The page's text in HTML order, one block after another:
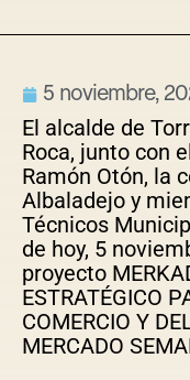
5 noviembre,
El alcalde de
Roca, junto con
Ramón Otón, la
Albaladejo y
Técnicos
de hoy, 5
proyecto
ESTRATÉGICO
COMERCIO Y
MERCADO